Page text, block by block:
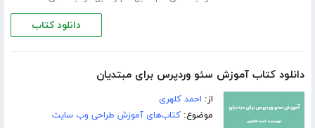
دانلود کتاب
دانلود کتاب آموزش سئو وردپرس برای مبتدیان
از: احمد کلهری
موضوع:کتاب‌های آموزش طراحی وب سایت